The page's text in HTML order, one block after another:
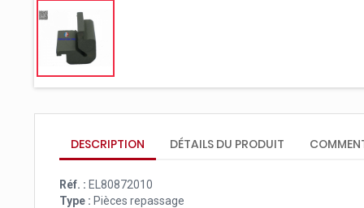
DESCRIPTION DÉTAILS DU PRODUIT
Réf. : EL80872010
Type : Pièces repassage